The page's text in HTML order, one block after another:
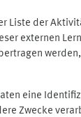
der
externen
eine
Zwecke